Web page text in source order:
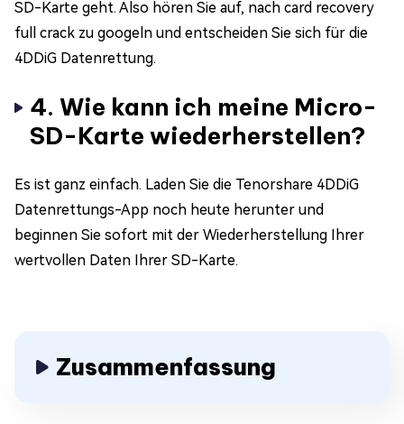
SD-Karte geht. Also hören Sie auf, nach card recovery
full crack zu googeln und entscheiden Sie sich für die
4DDiG Datenrettung.
4. Wie kann ich meine Micro-
SD-Karte wiederherstellen?
Es ist ganz einfach. Laden Sie die Tenorshare 4DDiG
Datenrettungs-App noch heute herunter und
beginnen Sie sofort mit der Wiederherstellung Ihrer
wertvollen Daten Ihrer SD-Karte.
Zusammenfassung